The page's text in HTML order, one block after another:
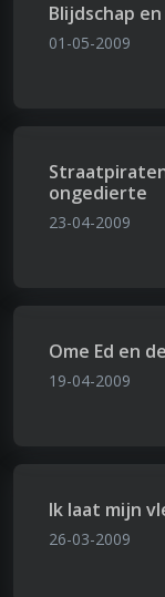
Blijdschap
01-05-2009
ongedierte
23-04-2009
Ome Ed en
19-04-2009
Ik laat mijn
26-03-2009